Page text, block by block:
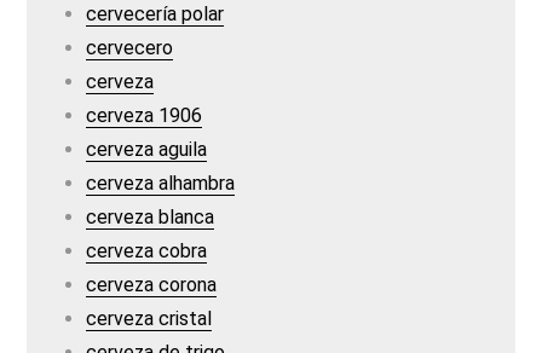
cervecería polar
cervecero
cerveza
cerveza 1906
cerveza aguila
cerveza alhambra
cerveza blanca
cerveza cobra
cerveza corona
cerveza cristal